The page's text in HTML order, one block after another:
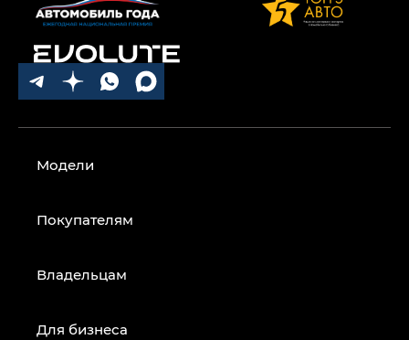
Модели
Покупателям
Владельцам
Для бизнеса